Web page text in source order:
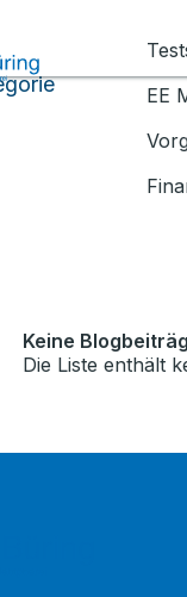
EE
Keine
Die Liste enthält